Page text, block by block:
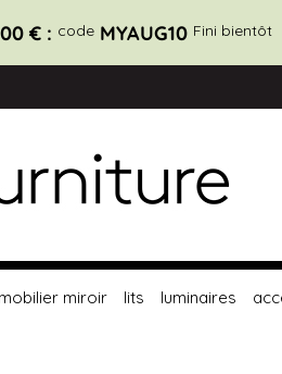
€ : code MYAUG10 Fini bientôt
mobilier miroir lits luminaires